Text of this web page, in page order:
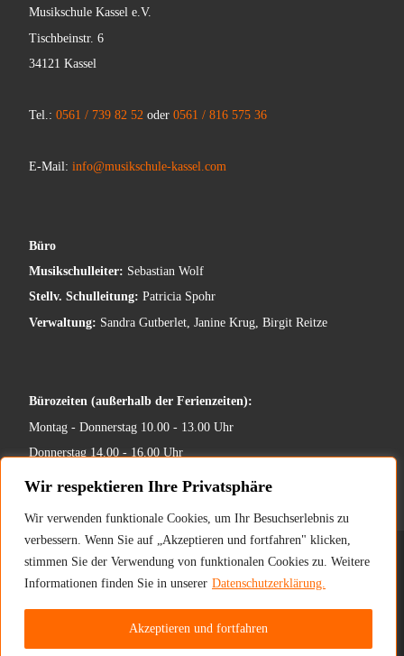
Wir respektieren Ihre Privatsphäre
Wir verwenden funktionale Cookies, um Ihr Besuchserlebnis zu
verbessern. Wenn Sie auf „Akzeptieren und fortfahren" klicken,
stimmen Sie der Verwendung von funktionalen Cookies zu. Weitere
Informationen finden Sie in unserer Datenschutzerklärung.
Akzeptieren und fortfahren
Musikschule Kassel e.V.
Tischbeinstr. 6
34121 Kassel
Tel.: 0561 / 739 82 52oder 0561 / 816 575 36
E-Mail: info@musikschule-kassel.com
Büro
Musikschulleiter: Sebastian Wolf
Stellv. Schulleitung: Patricia Spohr
Verwaltung: Sandra Gutberlet, Janine Krug, Birgit Reitze
Bürozeiten (außerhalb der Ferienzeiten):
Montag - Donnerstag 10.00 - 13.00 Uhr
Donnerstag 14.00 - 16.00 Uhr
© 2026Musikschule Kassel e.V.– All rights reserved
Impressum /Datenschutzerklärung